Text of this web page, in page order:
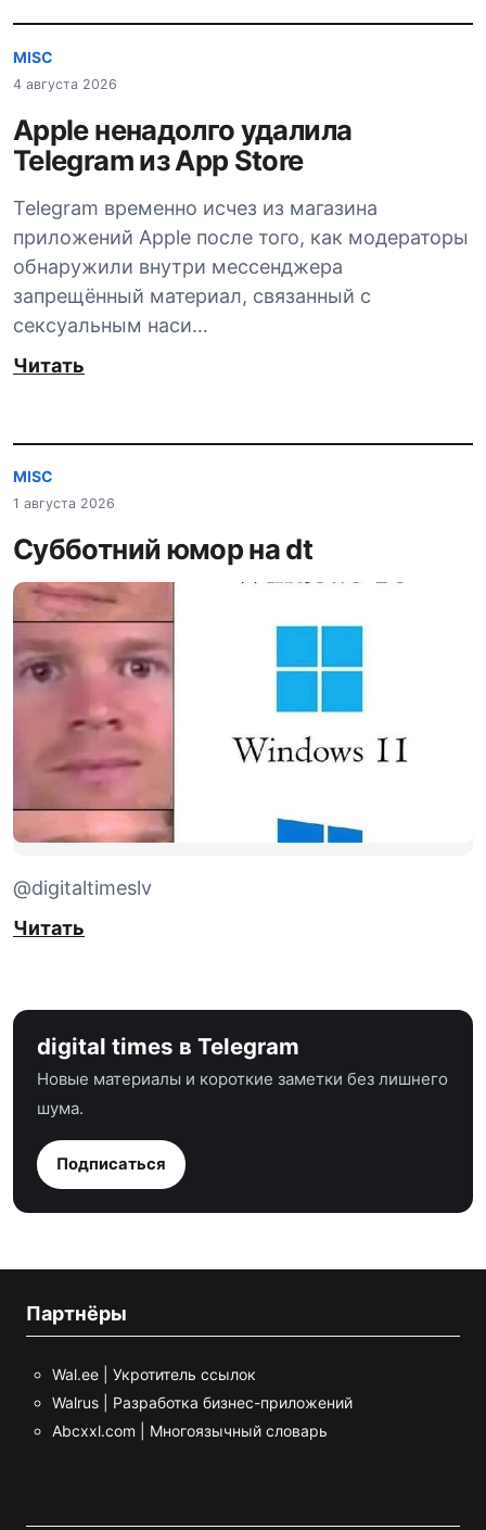
MISC
4 августа 2026
Apple ненадолго удалила
Telegram из App Store
Telegram временно исчез из магазина
приложений Apple после того, как модераторы
обнаружили внутри мессенджера
запрещённый материал, связанный с
сексуальным наси…
Читать
MISC
1 августа 2026
Субботний юмор на dt
@digitaltimeslv
Читать
digital times в Telegram
Новые материалы и короткие заметки без лишнего
шума.
Подписаться
Партнёры
Wal.ee | Укротитель ссылок
Walrus | Разработка бизнес-приложений
Abcxxl.com | Многоязычный словарь